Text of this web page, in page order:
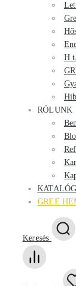
H
RÓLUNK
GREE
Keresés